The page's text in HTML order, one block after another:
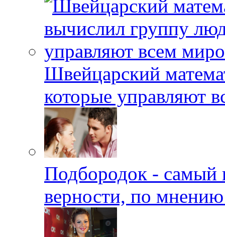
Швейцарский
которые управляют
Подбородок - самый
верности, по